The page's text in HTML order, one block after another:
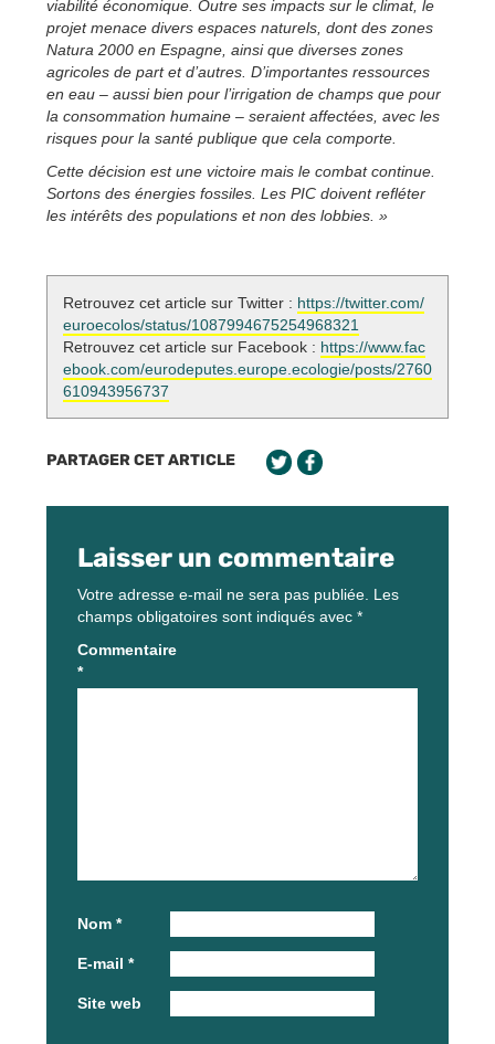
viabilité économique. Outre ses impacts sur le climat, le
projet menace divers espaces naturels, dont des zones
Natura 2000 en Espagne, ainsi que diverses zones
agricoles de part et d’autres. D’importantes ressources
en eau – aussi bien pour l’irrigation de champs que pour
la consommation humaine – seraient affectées, avec les
risques pour la santé publique que cela comporte.
Cette décision est une victoire mais le combat continue.
Sortons des énergies fossiles. Les PIC doivent refléter
les intérêts des populations et non des lobbies. »
Retrouvez cet article sur Twitter : https://twitter.com/
euroecolos/status/1087994675254968321
Retrouvez cet article sur Facebook : https://www.fac
ebook.com/eurodeputes.europe.ecologie/posts/2760
610943956737
PARTAGER CET ARTICLE
Laisser un commentaire
Votre adresse e-mail ne sera pas publiée. Les
champs obligatoires sont indiqués avec *
Commentaire
*
Nom *
E-mail *
Site web